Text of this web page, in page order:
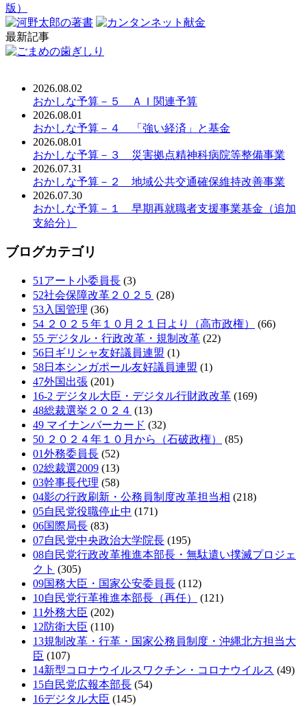
最新記事
2026.08.02
おかしな予算－５ ＡＩ関連予算
2026.08.01
おかしな予算－４ 「強い経済」と基金
2026.08.01
おかしな予算－３ 災害拠点精神科病院等整備事業
2026.07.31
おかしな予算－２ 地域公共交通確保維持改善事業
2026.07.30
おかしな予算－１ 早期再就職者支援事業基金（追加
支給分）
ブログカテゴリ
51アート小委員長 (3)
52社会保障改革２０２５ (28)
53入国管理 (36)
54 ２０２５年１０月２１日より（高市政権）
(66)
55 デジタル・行政改革・規制改革 (22)
56日ギリシャ友好議員連盟 (1)
58日本シンガポール友好議員連盟 (1)
47外国出張 (201)
16-2 デジタル大臣・デジタル行財政改革 (169)
48総裁選挙２０２４ (13)
49 マイナンバーカード (32)
50 ２０２４年１０月から（石破政権）
(85)
01外務委員長 (52)
02総裁選2009 (13)
03幹事長代理 (58)
04影の行政刷新・公務員制度改革担当相 (218)
05自民党役職停止中 (171)
06国際局長 (83)
07自民党中央政治大学院長 (195)
08自民党行政改革推進本部長・無駄遣い撲滅プロジェ
クト (305)
09国務大臣・国家公安委員長 (112)
10自民党行革推進本部長（再任）
(121)
11外務大臣 (202)
12防衛大臣 (110)
13規制改革・行革・国家公務員制度・沖縄北方担当大
臣 (107)
14新型コロナウイルスワクチン・コロナウイルス (49)
15自民党広報本部長 (54)
16デジタル大臣 (145)